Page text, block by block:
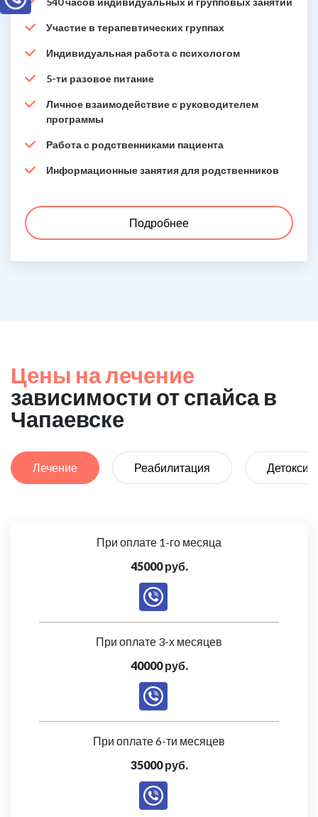
Участие в терапевтических группах
Индивидуальная работа с психологом
5-ти разовое питание
Личное взаимодействие с руководителем
программы
Работа с родственниками пациента
Информационные занятия для родственников
Подробнее
Цены на лечение
зависимости от спайса в
Чапаевске
Лечение Реабилитация
При оплате 1-го месяца
45000 руб.
При оплате 3-х месяцев
40000 руб.
При оплате 6-ти месяцев
35000 руб.